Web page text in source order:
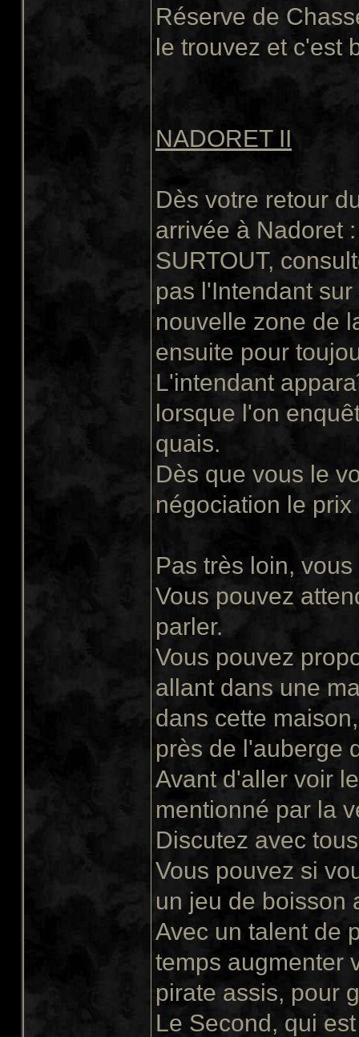
Réserve de
le trouvez et c'est
NADORET II
Dès votre retour
arrivée à Nadoret :
SURTOUT,
pas l'Intendant
nouvelle zone de
ensuite pour
L'intendant
lorsque l'on
quais.
Dès que vous le
négociation le
Pas très loin,
Vous pouvez
parler.
Vous pouvez
allant dans une
dans cette
près de l'auberge
Avant d'aller voir
mentionné par la
Discutez avec
Vous pouvez si
un jeu de boisson
Avec un talent de
temps augmenter
pirate assis, pour
Le Second, qui